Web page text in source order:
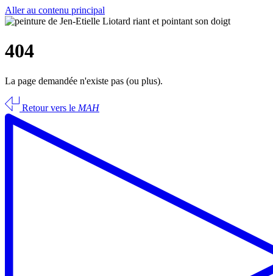
Aller au contenu principal
404
La page demandée n'existe pas (ou plus).
Retour vers le MAH